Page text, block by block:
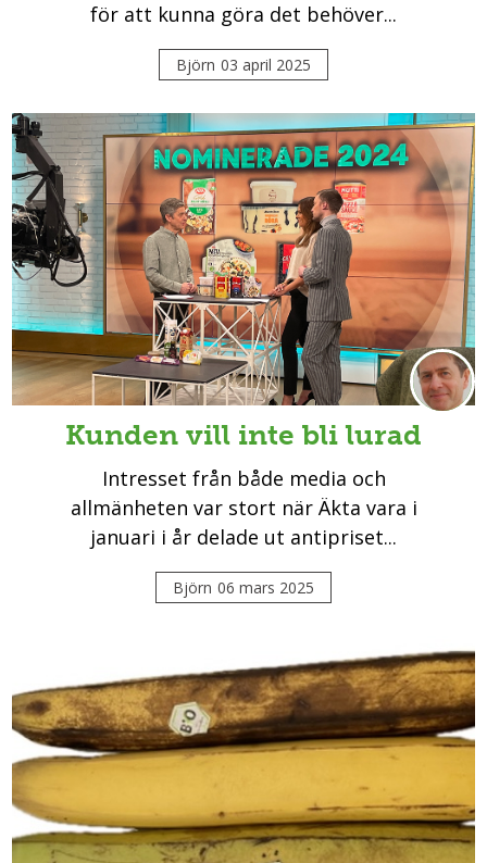
för att kunna göra det behöver...
Björn 03 april 2025
Kunden vill inte bli lurad
Intresset från både media och
allmänheten var stort när Äkta vara i
januari i år delade ut antipriset...
Björn 06 mars 2025